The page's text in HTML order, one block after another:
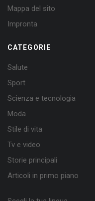
Mappa del sito
Impronta
CATEGORIE
Salute
Sport
Scienza e tecnologia
Moda
Stile di vita
Tv e video
Storie principali
Articoli in primo piano